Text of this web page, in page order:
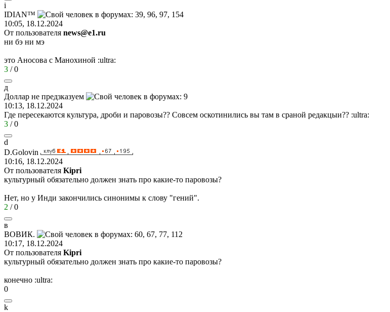
i
IDIАN™
10:05, 18.12.2024
От пользователя news@e1.ru
ни бэ ни мэ
это Аносова с Манохиной :ultra:
3 /0
д
Доллар не предзказуем
10:13, 18.12.2024
Где пересекаются культура, дроби и паровозы?? Совсем оскотинились вы там в сраной редакцыи?? :ultra:
3 /0
d
D.Golovin
10:16, 18.12.2024
От пользователя Kipri
культурный обязательно должен знать про какие-то паровозы?
Нет, но у Инди закончились синонимы к слову "гений".
2 /0
в
ВОВИК.
10:17, 18.12.2024
От пользователя Kipri
культурный обязательно должен знать про какие-то паровозы?
конечно :ultra:
0
k